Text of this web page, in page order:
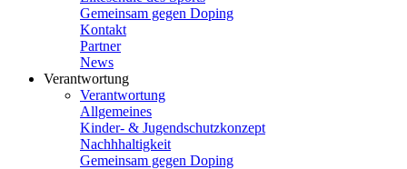
Gemeinsam gegen Doping
Kontakt
Partner
News
Verantwortung
Verantwortung
Allgemeines
Kinder- & Jugendschutzkonzept
Nachhhaltigkeit
Gemeinsam gegen Doping